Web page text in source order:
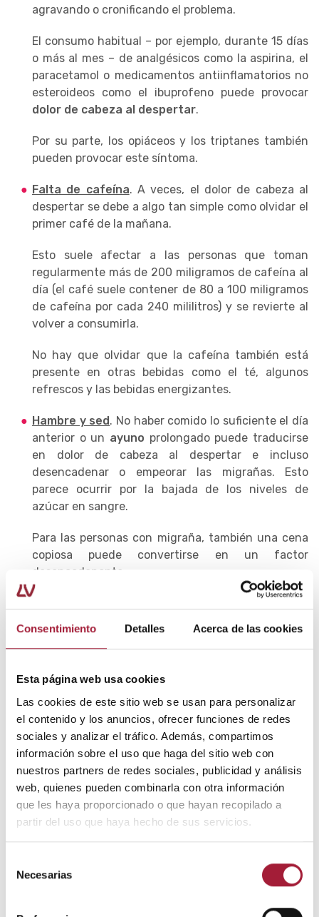
Consentimiento Detalles Acerca de las cookies
Esta página web usa cookies
Las cookies de este sitio web se usan para personalizar
el contenido y los anuncios, ofrecer funciones de redes
sociales y analizar el tráfico. Además, compartimos
información sobre el uso que haga del sitio web con
nuestros partners de redes sociales, publicidad y análisis
web, quienes pueden combinarla con otra información
que les haya proporcionado o que hayan recopilado a
partir del uso que haya hecho de sus servicios.
Necesarias
agravando o cronificando el problema.
El consumo habitual – por ejemplo, durante 15 días
o más al mes – de analgésicos como la aspirina, el
paracetamol o medicamentos antiinflamatorios no
esteroideos como el ibuprofeno puede provocar
dolor de cabeza al despertar.
Por su parte, los opiáceos y los triptanes también
pueden provocar este síntoma.
Falta de cafeína. A veces, el dolor de cabeza al
despertar se debe a algo tan simple como olvidar el
primer café de la mañana.
Esto suele afectar a las personas que toman
regularmente más de 200 miligramos de cafeína al
día (el café suele contener de 80 a 100 miligramos
de cafeína por cada 240 mililitros) y se revierte al
volver a consumirla.
No hay que olvidar que la cafeína también está
presente en otras bebidas como el té, algunos
refrescos y las bebidas energizantes.
Hambre y sed. No haber comido lo suficiente el día
anterior o un ayuno prolongado puede traducirse
en dolor de cabeza al despertar e incluso
desencadenar o empeorar las migrañas. Esto
parece ocurrir por la bajada de los niveles de
azúcar en sangre.
Para las personas con migraña, también una cena
copiosa puede convertirse en un factor
desencadenante.
es otro factor
durante el sueño puede verse agravada por la
anterior y traducirse en un dolor de cabeza al
despertar.
Otros trastornos del sueño . Lanarcolepsia
relaciona con episodios de migraña y cefalea en
racimo; mientras que elsíndrome de piernas
inquietascausa insomnio y, en consecuencia,
puede contribuir a la aparición de cefaleas por la
mañana.
episódicas nocturnas que provocan que la persona
se despierte repetidamente durante el sueño.